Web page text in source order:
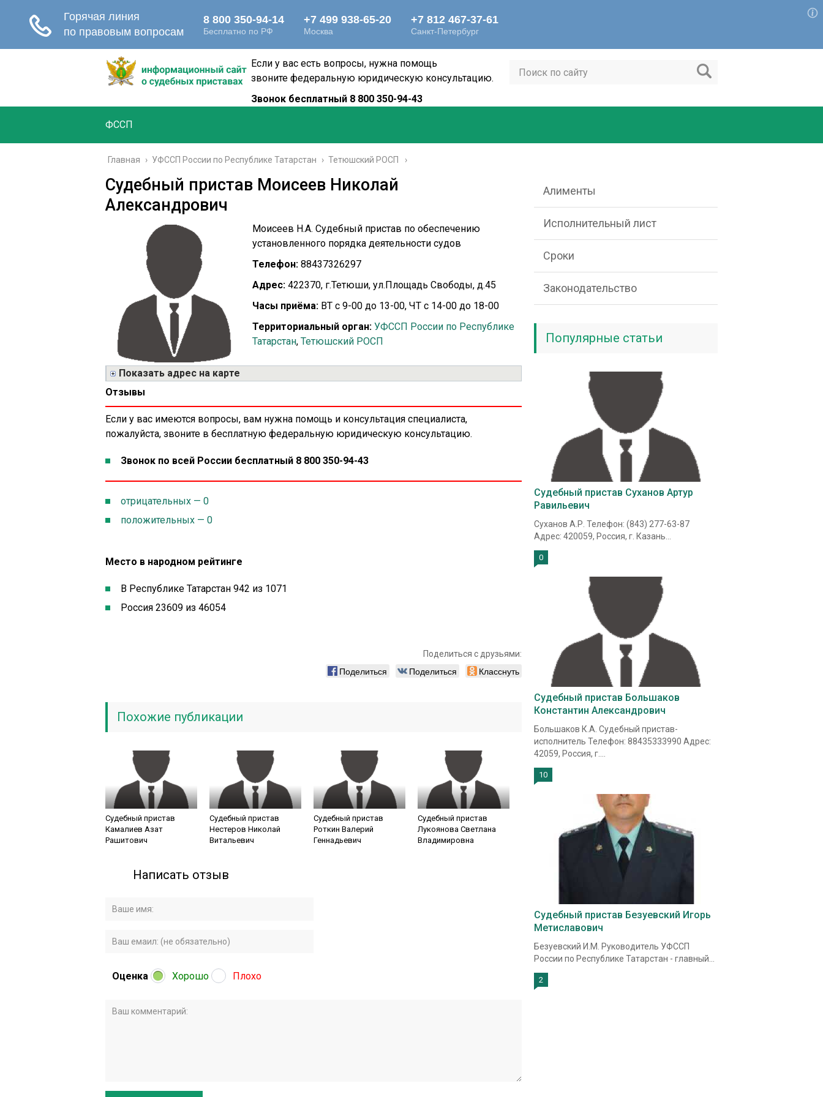
Если у вас есть вопросы, нужна помощь
звоните федеральную юридическую консультацию.
Звонок бесплатный 8 800 350-94-43
ФССП
Главная › УФССП России по Республике Татарстан › Тетюшский РОСП
Судебный пристав Моисеев Николай
Александрович
Моисеев Н.А. Судебный пристав по обеспечению
установленного порядка деятельности судов
Телефон: 88437326297
Адрес: 422370, г.Тетюши, ул.Площадь Свободы, д.45
Часы приёма: ВТ с 9-00 до 13-00, ЧТ с 14-00 до 18-00
Территориальный орган: УФССП России по Республике
Татарстан, Тетюшский РОСП
Показать адрес на карте
Отзывы
Если у вас имеются вопросы, вам нужна помощь и консультация специалиста,
пожалуйста, звоните в бесплатную федеральную юридическую консультацию.
Звонок по всей России бесплатный 8 800 350-94-43
отрицательных — 0
положительных — 0
Место в народном рейтинге
В Республике Татарстан 942 из 1071
Россия 23609 из 46054
Поделиться с друзьями:
Поделиться Поделиться Класснуть
Похожие публикации
Судебный пристав
Камалиев Азат
Рашитович
Судебный пристав
Нестеров Николай
Витальевич
Судебный пристав
Роткин Валерий
Геннадьевич
Судебный пристав
Лукоянова Светлана
Владимировна
Написать отзыв
Оценка Хорошо Плохо
Алименты
Исполнительный лист
Сроки
Законодательство
Популярные статьи
Судебный пристав Суханов Артур
Равильевич
Суханов А.Р. Телефон: (843) 277-63-87
Адрес: 420059, Россия, г. Казань...
0
Судебный пристав Большаков
Константин Александрович
Большаков К.А. Судебный пристав-
исполнитель Телефон: 88435333990 Адрес:
42059, Россия, г....
10
Судебный пристав Безуевский Игорь
Метиславович
Безуевский И.М. Руководитель УФССП
России по Республике Татарстан - главный...
2